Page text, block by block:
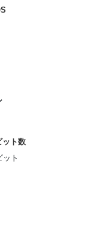
ット数
ト